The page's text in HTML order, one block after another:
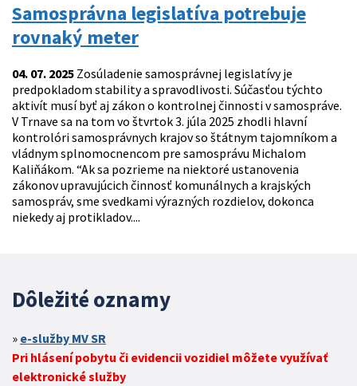
Samosprávna legislatíva potrebuje
rovnaký meter
04. 07. 2025 Zosúladenie samosprávnej legislatívy je
predpokladom stability a spravodlivosti. Súčasťou týchto
aktivít musí byť aj zákon o kontrolnej činnosti v samospráve.
V Trnave sa na tom vo štvrtok 3. júla 2025 zhodli hlavní
kontrolóri samosprávnych krajov so štátnym tajomníkom a
vládnym splnomocnencom pre samosprávu Michalom
Kaliňákom. “Ak sa pozrieme na niektoré ustanovenia
zákonov upravujúcich činnosť komunálnych a krajských
samospráv, sme svedkami výrazných rozdielov, dokonca
niekedy aj protikladov....
Dôležité oznamy
e-služby MV SR
Pri hlásení pobytu či evidencii vozidiel môžete využívať
elektronické služby